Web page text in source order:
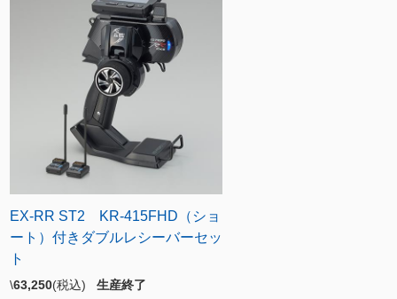
EX-RR ST2 KR-415FHD（ショ
ート）付きダブルレシーバーセッ
ト
\63,250(税込) 生産終了